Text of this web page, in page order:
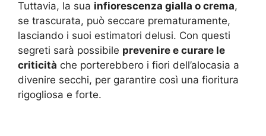
Tuttavia, la sua infiorescenza gialla o crema,
se trascurata, può seccare prematuramente,
lasciando i suoi estimatori delusi. Con questi
segreti sarà possibile prevenire e curare le
criticità che porterebbero i fiori dell’alocasia a
divenire secchi, per garantire così una fioritura
rigogliosa e forte.